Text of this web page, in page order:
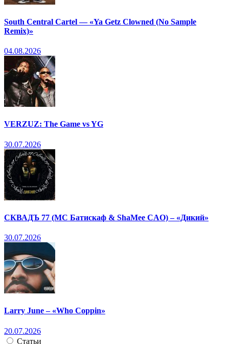
South Central Cartel — «Ya Getz Clowned (No Sample
Remix)»
04.08.2026
VERZUZ: The Game vs YG
30.07.2026
СКВАДЪ 77 (МС Батискаф & ShaMee CAO) – «Дикий»
30.07.2026
Larry June – «Who Coppin»
20.07.2026
Статьи